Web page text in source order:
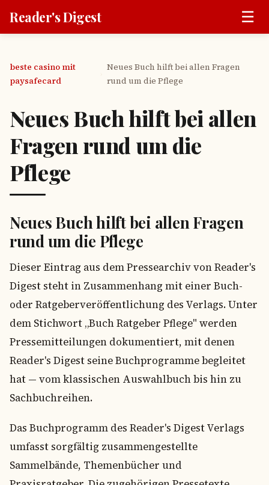
Reader's Digest ☰
beste casino mit
paysafecard
Neues Buch hilft bei allen Fragen
rund um die Pflege
Neues Buch hilft bei allen
Fragen rund um die
Pflege
Neues Buch hilft bei allen Fragen
rund um die Pflege
Dieser Eintrag aus dem Pressearchiv von Reader's
Digest steht in Zusammenhang mit einer Buch-
oder Ratgeberveröffentlichung des Verlags. Unter
dem Stichwort „Buch Ratgeber Pflege" werden
Pressemitteilungen dokumentiert, mit denen
Reader's Digest seine Buchprogramme begleitet
hat — vom klassischen Auswahlbuch bis hin zu
Sachbuchreihen.
Das Buchprogramm des Reader's Digest Verlags
umfasst sorgfältig zusammengestellte
Sammelbände, Themenbücher und